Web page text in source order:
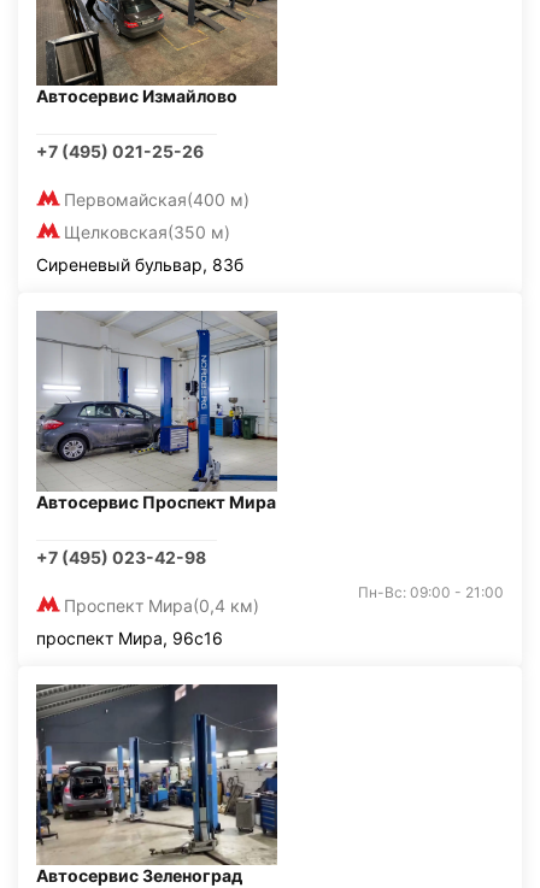
Автосервис Измайлово
+7 (495) 021-25-26
Первомайская(400 м)
Щелковская(350 м)
Сиреневый бульвар, 83б
Автосервис Проспект Мира
+7 (495) 023-42-98
Проспект Мира(0,4 км)
Пн-Вс: 09:00 - 21:00
проспект Мира, 96с16
Автосервис Зеленоград